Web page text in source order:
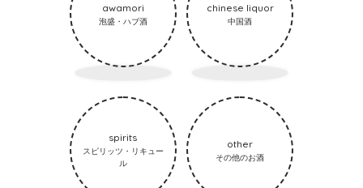
awamori
泡盛・ハブ酒
chinese liquor
中国酒
spirits
スピリッツ・リキュー
ル
other
その他のお酒